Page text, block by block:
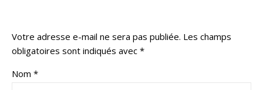
Votre adresse e-mail ne sera pas publiée. Les champs
obligatoires sont indiqués avec *
Nom *